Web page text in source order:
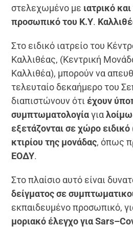
στελεχωμένο με ιατρικό
προσωπικό του Κ.Υ.
Στο ειδικό ιατρείο του
Καλλιθέας, (Κεντρική
Καλλιθέα), μπορούν να
τελευταίο δεκαήμερο του
διαπιστώνουν ότι έχουν
συμπτωματολογίαγια
εξετάζονται σε χώρο ειδικό
κτιρίου της μονάδας, όπως
ΕΟΔΥ.
Στο πλαίσιο αυτό είναι
δείγματος σε
εκπαιδευμένο προσωπικό,
μοριακό έλεγχο γιαSars–